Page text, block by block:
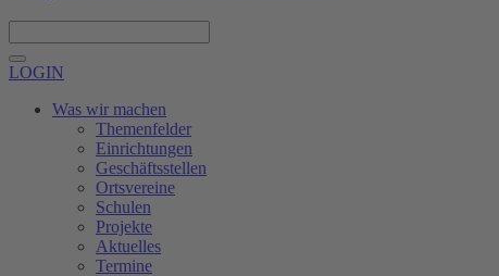
LOGIN
Was wir machen
Themenfelder
Einrichtungen
Geschäftsstellen
Ortsvereine
Schulen
Projekte
Aktuelles
Termine